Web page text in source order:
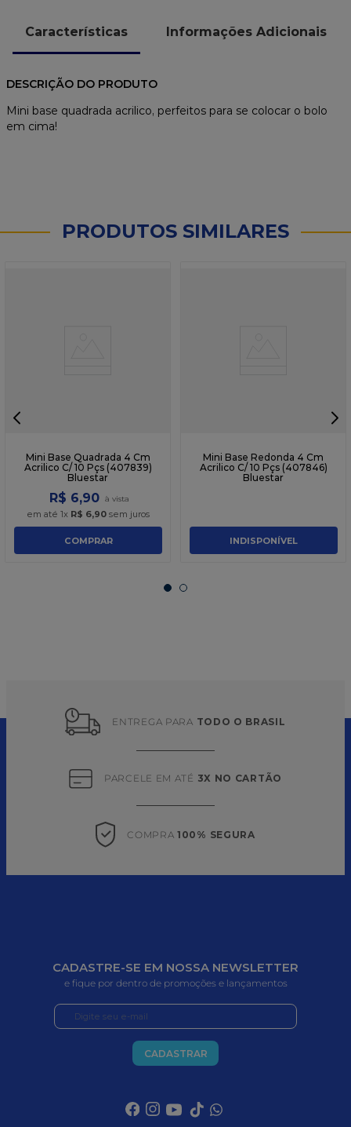
Características Informações Adicionais
DESCRIÇÃO DO PRODUTO
Mini base quadrada acrilico, perfeitos para se colocar o bolo
em cima!
PRODUTOS SIMILARES
Mini Base Quadrada 4 Cm
Acrilico C/ 10 Pçs (407839)
Bluestar
R$ 6,90
em até 1x R$ 6,90sem juros
COMPRAR
Mini Base Redonda 4 Cm
Acrilico C/ 10 Pçs (407846)
Bluestar
INDISPONÍVEL
ENTREGA PARA TODO O BRASIL
PARCELE EM ATÉ 3X NO CARTÃO
COMPRA 100% SEGURA
CADASTRE-SE EM NOSSA NEWSLETTER
e fique por dentro de promoções e lançamentos
CADASTRAR